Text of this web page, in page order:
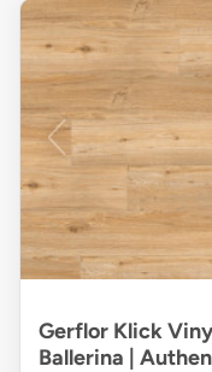
Gerflor Klick
Ballerina |